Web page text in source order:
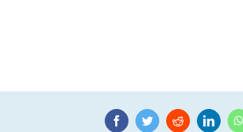
FacebookTwitterReddit